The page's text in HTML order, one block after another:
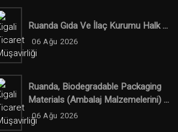
Ruanda Gıda Ve İlaç Kurumu Halk ...
06 Ağu 2026
Ruanda, Biodegradable Packaging
Materials (ambalaj Malzemelerini) ...
06 Ağu 2026